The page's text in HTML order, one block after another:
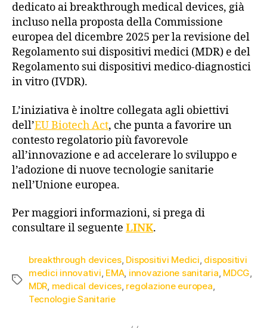
dedicato ai breakthrough medical devices, già
incluso nella proposta della Commissione
europea del dicembre 2025 per la revisione del
Regolamento sui dispositivi medici (MDR) e del
Regolamento sui dispositivi medico-diagnostici
in vitro (IVDR).
L’iniziativa è inoltre collegata agli obiettivi
dell’EU Biotech Act, che punta a favorire un
contesto regolatorio più favorevole
all’innovazione e ad accelerare lo sviluppo e
l’adozione di nuove tecnologie sanitarie
nell’Unione europea.
Per maggiori informazioni, si prega di
consultare il seguente LINK.
breakthrough devices, Dispositivi Medici, dispositivi
medici innovativi, EMA, innovazione sanitaria, MDCG,
MDR, medical devices, regolazione europea,
Tecnologie Sanitarie